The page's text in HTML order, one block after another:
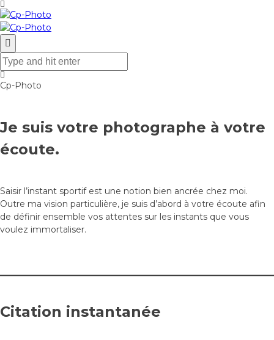
Cp-Photo
Je suis votre photographe à votre
écoute.
Saisir l’instant sportif est une notion bien ancrée chez moi.
Outre ma vision particulière, je suis d’abord à votre écoute afin
de définir ensemble vos attentes sur les instants que vous
voulez immortaliser.
Citation instantanée